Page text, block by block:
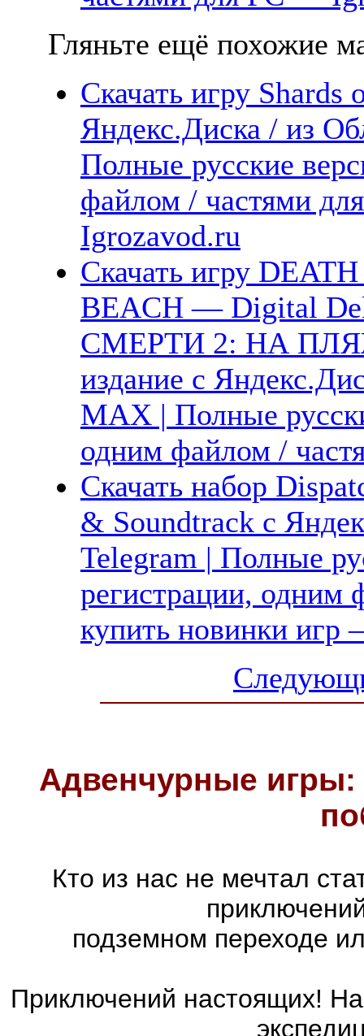
Гляньте ещё похожие
Скачать игру Shards
Яндекс.Диска / из
Полные русские
файлом / частями
Igrozavod.ru
Скачать игру
BEACH — Digital
СМЕРТИ 2: НА
издание с
MAX | Полные
одним файлом /
Скачать набор
& Soundtrack с
Telegram | Полные
регистрации, одним
купить новинки
Адвенчурные
Кто из нас не мечтал
подземном переходе
Приключений настоящих! На